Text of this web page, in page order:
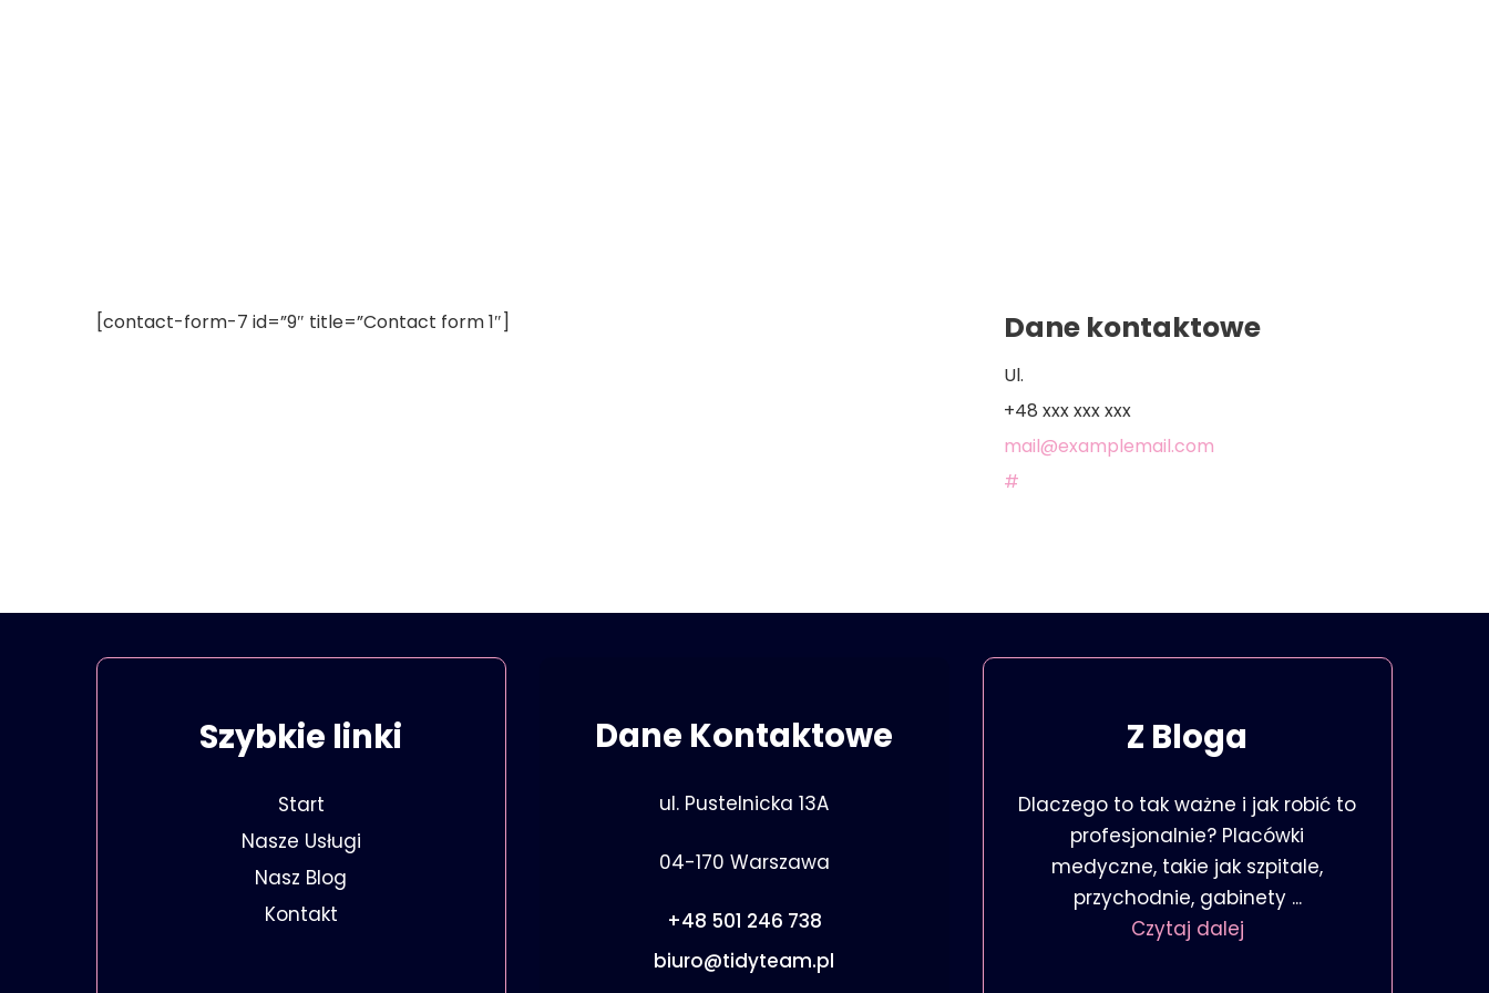
[contact-form-7 id=”9″ title=”Contact form 1″] Dane kontaktowe
Ul.
+48 xxx xxx xxx
mail@examplemail.com
#
Szybkie linki
Start
Nasze Usługi
Nasz Blog
Kontakt
Dane Kontaktowe
ul. Pustelnicka 13A
04-170 Warszawa
+48 501 246 738
biuro@tidyteam.pl
Z Bloga
Dlaczego to tak ważne i jak robić to
profesjonalnie? Placówki
medyczne, takie jak szpitale,
przychodnie, gabinety ...
Czytaj dalej